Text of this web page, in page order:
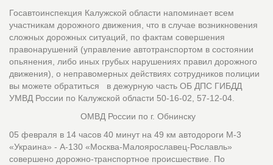
Госавтоинспекция Калужской области напоминает всем
участникам дорожного движения, что в случае возникновения
сложных дорожных ситуаций, по фактам совершения
правонарушений (управление автотранспортом в состоянии
опьянения, либо иных грубых нарушениях правил дорожного
движения), о неправомерных действиях сотрудников полиции
вы можете обратиться в дежурную часть ОБ ДПС ГИБДД
УМВД России по Калужской области 50-16-02, 57-12-04.
ОМВД России по г. Обнинску
05 февраля в 14 часов 40 минут на 49 км автодороги М-3
«Украина» - А-130 «Москва-Малоярославец-Рославль»
совершено дорожно-транспортное происшествие. По